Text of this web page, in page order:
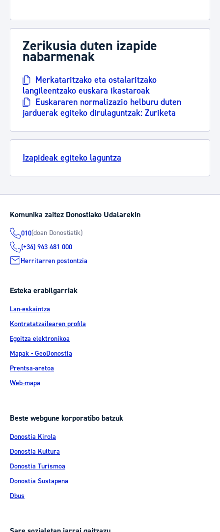
Zerikusia duten izapide
nabarmenak
Merkataritzako eta ostalaritzako
langileentzako euskara ikastaroak
Euskararen normalizazio helburu duten
jarduerak egiteko dirulaguntzak: Zuriketa
Izapideak egiteko laguntza
Komunika zaitez Donostiako Udalarekin
010(doan Donostiatik)
(+34) 943 481 000
Herritarren postontzia
Esteka erabilgarriak
Lan-eskaintza
Kontratatzailearen profila
Egoitza elektronikoa
Mapak - GeoDonostia
Prentsa-aretoa
Web-mapa
Beste webgune korporatibo batzuk
Donostia Kirola
Donostia Kultura
Donostia Turismoa
Donostia Sustapena
Dbus